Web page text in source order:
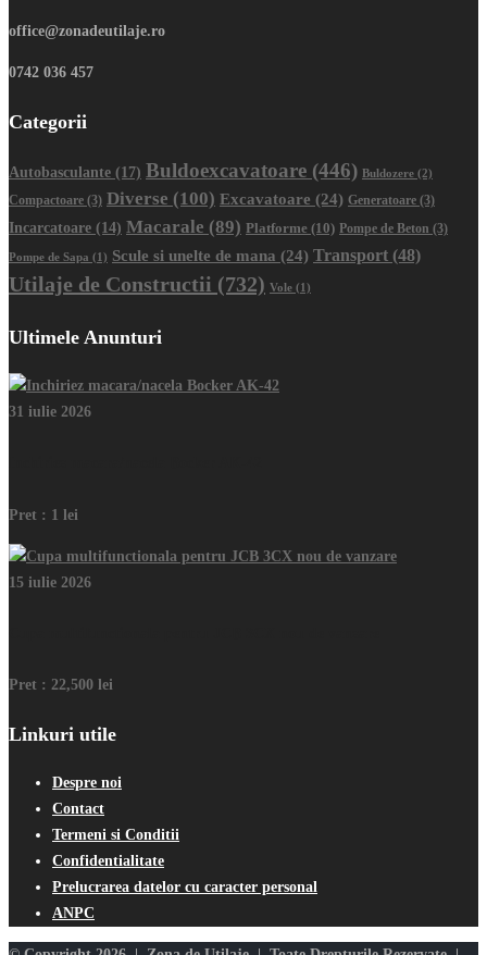
office@zonadeutilaje.ro
0742 036 457
Categorii
Autobasculante (17) Buldoexcavatoare (446) Buldozere (2)
Compactoare (3) Diverse (100) Excavatoare (24) Generatoare (3)
Incarcatoare (14) Macarale (89) Platforme (10) Pompe de Beton (3)
Pompe de Sapa (1) Scule si unelte de mana (24) Transport (48)
Utilaje de Constructii (732) Vole (1)
Ultimele Anunturi
31 iulie 2026
Pret : 1 lei
15 iulie 2026
Pret : 22,500 lei
Linkuri utile
Despre noi
Contact
Termeni si Conditii
Confidentialitate
Prelucrarea datelor cu caracter personal
ANPC